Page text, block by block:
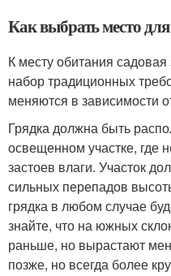
Как выбрать место
К месту обитания
набор традиционных
меняются в зависимости
Грядка должна быть
освещенном участке, где
застоев влаги. Участок
сильных перепадов
грядка в любом случае
знайте, что на южных
раньше, но вырастают
позже, но всегда более